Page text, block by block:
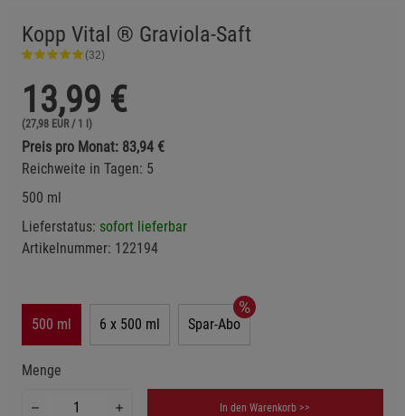
Kopp Vital ® Graviola-Saft
(32)
13,99 €
(27,98 EUR / 1 l)
Preis pro Monat: 83,94 €
Reichweite in Tagen: 5
500 ml
Lieferstatus: sofort lieferbar
Artikelnummer: 122194
500 ml 6 x 500 ml Spar-Abo
Menge
In den Warenkorb >>